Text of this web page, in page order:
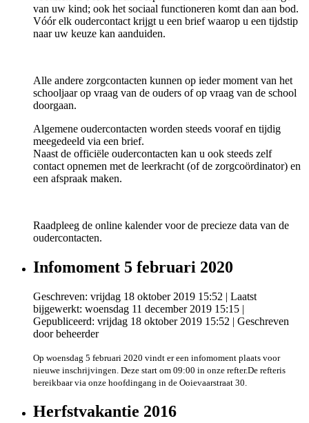
van uw kind; ook het sociaal functioneren komt dan aan bod.
Vóór elk oudercontact krijgt u een brief waarop u een tijdstip
naar uw keuze kan aanduiden.
Alle andere zorgcontacten kunnen op ieder moment van het
schooljaar op vraag van de ouders of op vraag van de school
doorgaan.
Algemene oudercontacten worden steeds vooraf en tijdig
meegedeeld via een brief.
Naast de officiële oudercontacten kan u ook steeds zelf
contact opnemen met de leerkracht (of de zorgcoördinator) en
een afspraak maken.
Raadpleeg de online kalender voor de precieze data van de
oudercontacten.
Infomoment 5 februari 2020
Geschreven: vrijdag 18 oktober 2019 15:52 | Laatst
bijgewerkt: woensdag 11 december 2019 15:15 |
Gepubliceerd: vrijdag 18 oktober 2019 15:52 | Geschreven
door beheerder
Op woensdag 5 februari 2020 vindt er een infomoment plaats voor
nieuwe inschrijvingen. Deze start om 09:00 in onze refter.De refteris
bereikbaar via onze hoofdingang in de Ooievaarstraat 30.
Herfstvakantie 2016